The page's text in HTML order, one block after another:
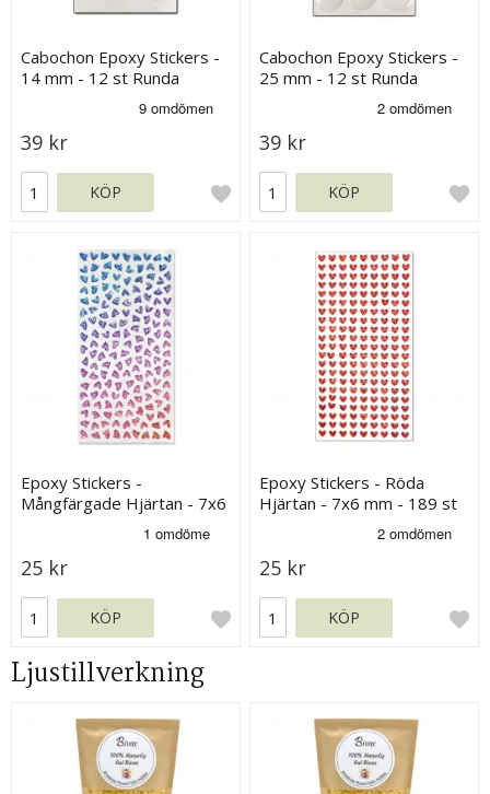
Cabochon Epoxy Stickers -
14 mm - 12 st Runda
39 kr
KÖP
Cabochon Epoxy Stickers -
25 mm - 12 st Runda
39 kr
KÖP
Epoxy Stickers -
Mångfärgade Hjärtan - 7x6
25 kr
KÖP
Epoxy Stickers - Röda
Hjärtan - 7x6 mm - 189 st
25 kr
KÖP
Ljustillverkning